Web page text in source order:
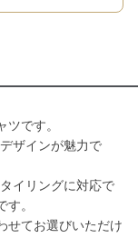
です。
ザインが魅力で
イリングに対応で
。
せてお選びいただけ